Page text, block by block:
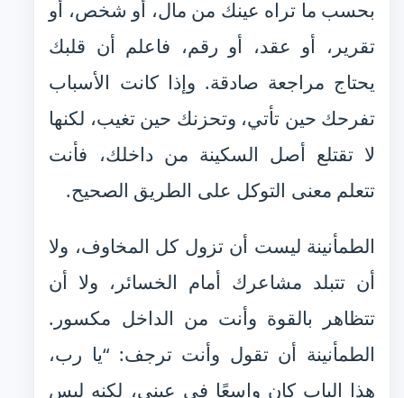
بحسب ما تراه عينك من مال، أو شخص، أو
تقرير، أو عقد، أو رقم، فاعلم أن قلبك
يحتاج مراجعة صادقة. وإذا كانت الأسباب
تفرحك حين تأتي، وتحزنك حين تغيب، لكنها
لا تقتلع أصل السكينة من داخلك، فأنت
تتعلم معنى التوكل على الطريق الصحيح.
الطمأنينة ليست أن تزول كل المخاوف، ولا
أن تتبلد مشاعرك أمام الخسائر، ولا أن
تتظاهر بالقوة وأنت من الداخل مكسور.
الطمأنينة أن تقول وأنت ترجف: “يا رب،
هذا الباب كان واسعًا في عيني، لكنه ليس